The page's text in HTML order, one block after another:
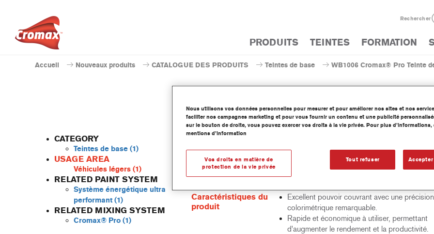
Rechercher
PRODUITS TEINTES FORMATION
Accueil Nouveaux produits CATALOGUE DES PRODUITS Teintes de base WB1006 Cromax® Pro Teinte
CATEGORY
Teintes de base (1)
USAGE AREA
Véhicules légers (1)
RELATED PAINT SYSTEM
Système énergétique ultra
performant (1)
RELATED MIXING SYSTEM
Cromax® Pro (1)
WB1006 Cromax® Pro Teinte
Cette teinte de base hydrodiluable concentrée fait partie de la ligne de
Caractéristiques du
produit
Excellent pouvoir couvrant avec une précision
colorimétrique remarquable.
Rapide et économique à utiliser, permettant
d'augmenter le rendement et la productivité.
Nous utilisons vos données personnelles pour mesurer et pour améliorer nos sites et nos
faciliter nos campagnes marketing et pour vous fournir un contenu et une publicité
sur le bouton de droite, vous pouvez exercer vos droits à la vie privée. Pour plus
mentions d’information
Tout refuser
Vos droits en matière de
protection de la vie privée